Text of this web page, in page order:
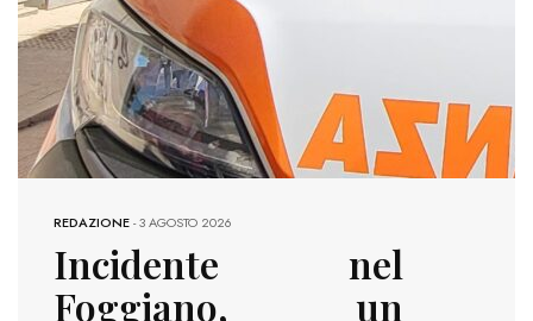
REDAZIONE-3 AGOSTO 2026
Incidente nel
Foggiano, un